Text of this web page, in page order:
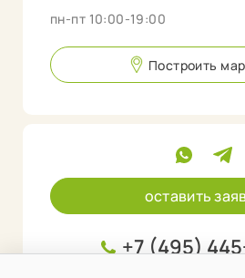
пн-пт 10:00-19:00
Построить
оставить
+7 (495)